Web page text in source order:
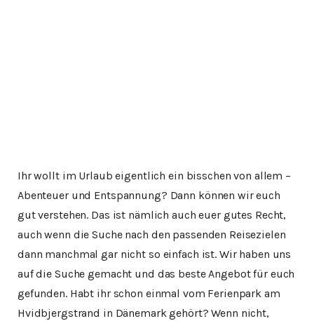
Ihr wollt im Urlaub eigentlich ein bisschen von allem –
Abenteuer und Entspannung? Dann können wir euch
gut verstehen. Das ist nämlich auch euer gutes Recht,
auch wenn die Suche nach den passenden Reisezielen
dann manchmal gar nicht so einfach ist. Wir haben uns
auf die Suche gemacht und das beste Angebot für euch
gefunden. Habt ihr schon einmal vom Ferienpark am
Hvidbjergstrand in Dänemark gehört? Wenn nicht,